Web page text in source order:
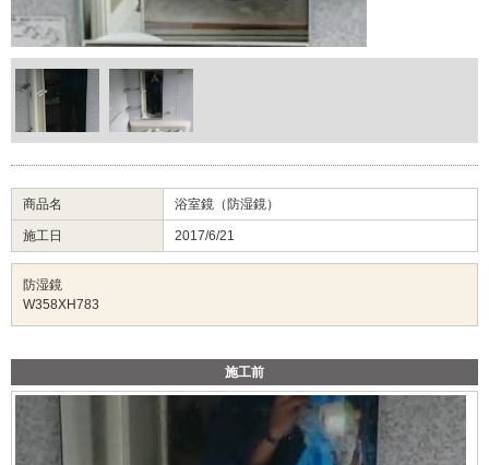
商品名 浴室鏡（防湿鏡）
施工日 2017/6/21
防湿鏡
W358XH783
施工前